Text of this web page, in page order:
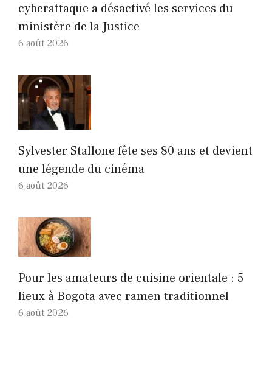
cyberattaque a désactivé les services du
ministère de la Justice
6 août 2026
Sylvester Stallone fête ses 80 ans et devient
une légende du cinéma
6 août 2026
Pour les amateurs de cuisine orientale : 5
lieux à Bogota avec ramen traditionnel
6 août 2026